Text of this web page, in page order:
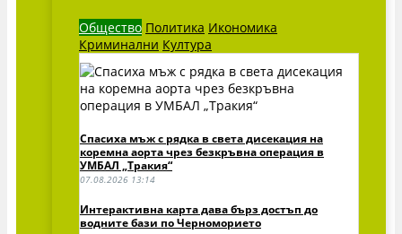
Общество Политика Икономика
Криминални Култура
Спасиха мъж с рядка в света дисекация на
коремна аорта чрез безкръвна операция в
УМБАЛ „Тракия“
07.08.2026 13:14
Интерактивна карта дава бърз достъп до
водните бази по Черноморието